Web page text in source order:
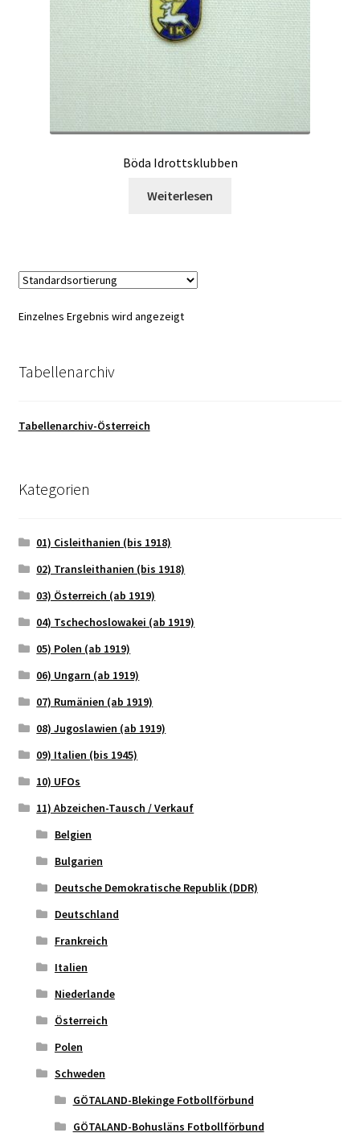
Böda Idrottsklubben
Weiterlesen
Einzelnes Ergebnis wird angezeigt
Tabellenarchiv
Tabellenarchiv-Österreich
Kategorien
01) Cisleithanien (bis 1918)
02) Transleithanien (bis 1918)
03) Österreich (ab 1919)
04) Tschechoslowakei (ab 1919)
05) Polen (ab 1919)
06) Ungarn (ab 1919)
07) Rumänien (ab 1919)
08) Jugoslawien (ab 1919)
09) Italien (bis 1945)
10) UFOs
11) Abzeichen-Tausch / Verkauf
Belgien
Bulgarien
Deutsche Demokratische Republik (DDR)
Deutschland
Frankreich
Italien
Niederlande
Österreich
Polen
Schweden
GÖTALAND-Blekinge Fotbollförbund
GÖTALAND-Bohusläns Fotbollförbund